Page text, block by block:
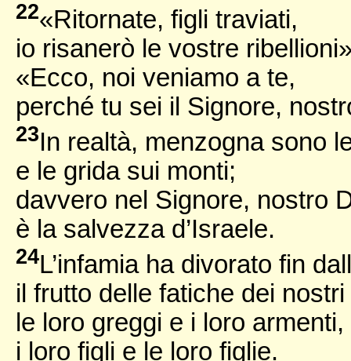
22«Ritornate, figli traviati,
io risanerò le vostre
«Ecco, noi veniamo a te,
perché tu sei il Signore,
23In realtà, menzogna sono
e le grida sui monti;
davvero nel Signore, nostro
è la salvezza d’Israele.
24L’infamia ha divorato fin
il frutto delle fatiche dei
le loro greggi e i loro armenti,
i loro figli e le loro figlie.